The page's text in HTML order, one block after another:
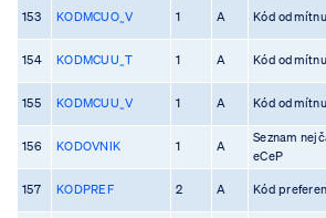
153 KODMCUO_V 1 A Kód
154 KODMCUU_T 1 A Kód
155 KODMCUU_V 1 A Kód
156 KODOVNIK 1 A
Seznam
eCeP
157 KODPREF 2 A Kód